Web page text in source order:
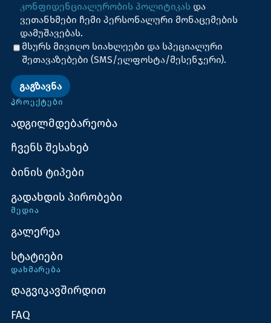
კონფიდენციალურობის პოლიტიკას და
ვეთანხმები ჩემი პერსონალური მონაცემების
დამუშავებას.
მსურს მივიღო სიახლეები და სპეციალური
შეთავაზებები (SMS/ელფოსტა/მესენჯერი).
ᲒᲐᲒᲖᲐᲕᲜᲐ
ᲞᲠᲝᲔᲥᲢᲔᲑᲘ
ადგილმდებარეობა
ჩვენს შესახებ
ბინის ტიპები
გადახდის პირობები
ᲛᲔᲓᲘᲐ
გალერეა
სტატიები
ᲓᲐᲮᲛᲐᲠᲔᲑᲐ
დაგვიკავშირდით
FAQ